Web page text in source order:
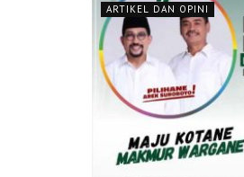
ARTIKEL DAN OPINI